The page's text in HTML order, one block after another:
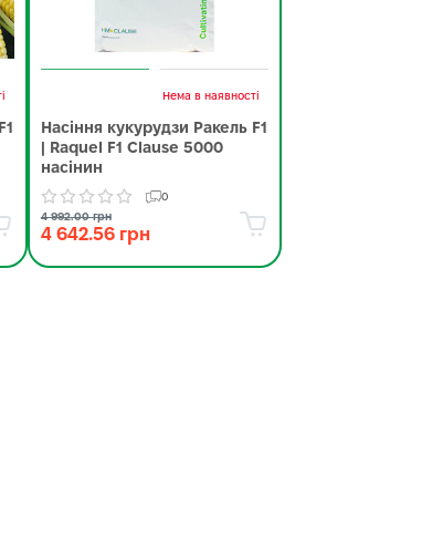
Нема в наявності
Насіння кукурудзи Ракель F1
| Raquel F1 Clause 5000
насінин
0
4 992.00 грн
4 642.56 грн